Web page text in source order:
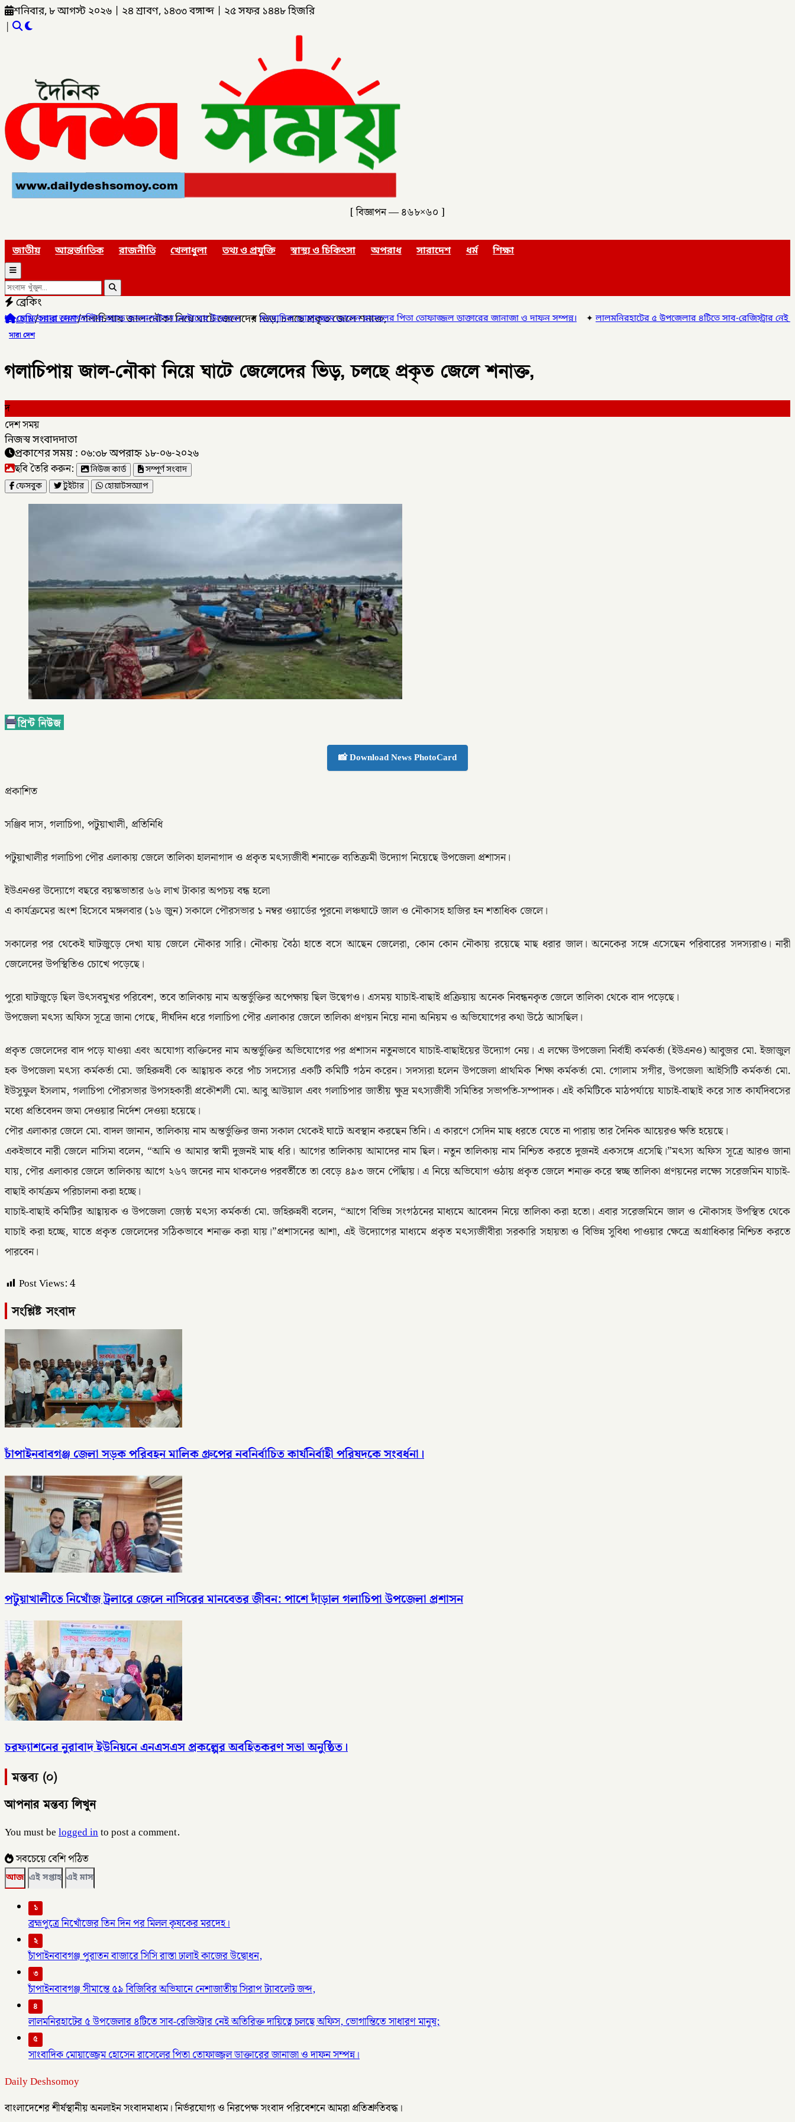
শনিবার, ৮ আগস্ট ২০২৬ ২৪ শ্রাবণ, ১৪৩৩ বঙ্গাব্দ ২৫ সফর ১৪৪৮ হিজরি
|
[ বিজ্ঞাপন — ৪৬৮×৬০ ]
জাতীয় আন্তর্জাতিক রাজনীতি খেলাধুলা তথ্য ও প্রযুক্তি স্বাস্থ্য ও চিকিৎসা অপরাধ সারাদেশ ধর্ম শিক্ষা
ব্রেকিং
অ্যান্ড কনসালটেশন সেন্টারের উদ্বোধন।✦সাংবাদিক মোয়াজ্জেম হোসেন রাসেলের পিতা তোফাজ্জল ডাক্তারের জানাজা ও দাফন সম্পন্ন।✦লালমনিরহাটের ৫ উপজেলার ৪টিতে সাব-রেজিস্ট্রার নেই অতিরিক্ত
হোম/সারা দেশ/গলাচিপায় জাল-নৌকা নিয়ে ঘাটে জেলেদের ভিড়, চলছে প্রকৃত জেলে শনাক্ত,
সারা দেশ
গলাচিপায় জাল-নৌকা নিয়ে ঘাটে জেলেদের ভিড়, চলছে প্রকৃত জেলে শনাক্ত,
দ
দেশ সময়
নিজস্ব সংবাদদাতা
প্রকাশের সময় : ০৬:৩৮ অপরাহ্ন ১৮-০৬-২০২৬
ছবি তৈরি করুন: নিউজ কার্ড
সম্পূর্ণ সংবাদ
ফেসবুক
টুইটার হোয়াটসঅ্যাপ
📸 Download News PhotoCard
প্রকাশিত
সঞ্জিব দাস, গলাচিপা, পটুয়াখালী, প্রতিনিধি
পটুয়াখালীর গলাচিপা পৌর এলাকায় জেলে তালিকা হালনাগাদ ও প্রকৃত মৎস্যজীবী শনাক্তে ব্যতিক্রমী উদ্যোগ নিয়েছে উপজেলা প্রশাসন।
ইউএনওর উদ্যোগে বছরে বয়স্কভাতার ৬৬ লাখ টাকার অপচয় বন্ধ হলো
এ কার্যক্রমের অংশ হিসেবে মঙ্গলবার (১৬ জুন) সকালে পৌরসভার ১ নম্বর ওয়ার্ডের পুরনো লঞ্চঘাটে জাল ও নৌকাসহ হাজির হন শতাধিক জেলে।
সকালের পর থেকেই ঘাটজুড়ে দেখা যায় জেলে নৌকার সারি। নৌকায় বৈঠা হাতে বসে আছেন জেলেরা, কোন কোন নৌকায় রয়েছে মাছ ধরার জাল। অনেকের সঙ্গে এসেছেন পরিবারের সদস্যরাও। নারী
জেলেদের উপস্থিতিও চোখে পড়েছে।
পুরো ঘাটজুড়ে ছিল উৎসবমুখর পরিবেশ, তবে তালিকায় নাম অন্তর্ভুক্তির অপেক্ষায় ছিল উদ্বেগও। এসময় যাচাই-বাছাই প্রক্রিয়ায় অনেক নিবন্ধনকৃত জেলে তালিকা থেকে বাদ পড়েছে।
উপজেলা মৎস্য অফিস সূত্রে জানা গেছে, দীর্ঘদিন ধরে গলাচিপা পৌর এলাকার জেলে তালিকা প্রণয়ন নিয়ে নানা অনিয়ম ও অভিযোগের কথা উঠে আসছিল।
প্রকৃত জেলেদের বাদ পড়ে যাওয়া এবং অযোগ্য ব্যক্তিদের নাম অন্তর্ভুক্তির অভিযোগের পর প্রশাসন নতুনভাবে যাচাই-বাছাইয়ের উদ্যোগ নেয়। এ লক্ষ্যে উপজেলা নির্বাহী কর্মকর্তা (ইউএনও) আবুজর মো. ইজাজুল
হক উপজেলা মৎস্য কর্মকর্তা মো. জহিরুন্নবী কে আহ্বায়ক করে পাঁচ সদস্যের একটি কমিটি গঠন করেন। সদস্যরা হলেন উপজেলা প্রাথমিক শিক্ষা কর্মকর্তা মো. গোলাম সগীর, উপজেলা আইসিটি কর্মকর্তা মো.
ইউসুফুল ইসলাম, গলাচিপা পৌরসভার উপসহকারী প্রকৌশলী মো. আবু আউয়াল এবং গলাচিপার জাতীয় ক্ষুদ্র মৎস্যজীবী সমিতির সভাপতি-সম্পাদক। এই কমিটিকে মাঠপর্যায়ে যাচাই-বাছাই করে সাত কার্যদিবসের
মধ্যে প্রতিবেদন জমা দেওয়ার নির্দেশ দেওয়া হয়েছে।
পৌর এলাকার জেলে মো. বাদল জানান, তালিকায় নাম অন্তর্ভুক্তির জন্য সকাল থেকেই ঘাটে অবস্থান করছেন তিনি। এ কারণে সেদিন মাছ ধরতে যেতে না পারায় তার দৈনিক আয়েরও ক্ষতি হয়েছে।
একইভাবে নারী জেলে নাসিমা বলেন, “আমি ও আমার স্বামী দুজনই মাছ ধরি। আগের তালিকায় আমাদের নাম ছিল। নতুন তালিকায় নাম নিশ্চিত করতে দুজনই একসঙ্গে এসেছি।”মৎস্য অফিস সূত্রে আরও জানা
যায়, পৌর এলাকার জেলে তালিকায় আগে ২৬৭ জনের নাম থাকলেও পরবর্তীতে তা বেড়ে ৪৯৩ জনে পৌঁছায়। এ নিয়ে অভিযোগ ওঠায় প্রকৃত জেলে শনাক্ত করে স্বচ্ছ তালিকা প্রণয়নের লক্ষ্যে সরেজমিন যাচাই-
বাছাই কার্যক্রম পরিচালনা করা হচ্ছে।
যাচাই-বাছাই কমিটির আহ্বায়ক ও উপজেলা জ্যেষ্ঠ মৎস্য কর্মকর্তা মো. জহিরুন্নবী বলেন, “আগে বিভিন্ন সংগঠনের মাধ্যমে আবেদন নিয়ে তালিকা করা হতো। এবার সরেজমিনে জাল ও নৌকাসহ উপস্থিত থেকে
যাচাই করা হচ্ছে, যাতে প্রকৃত জেলেদের সঠিকভাবে শনাক্ত করা যায়।”প্রশাসনের আশা, এই উদ্যোগের মাধ্যমে প্রকৃত মৎস্যজীবীরা সরকারি সহায়তা ও বিভিন্ন সুবিধা পাওয়ার ক্ষেত্রে অগ্রাধিকার নিশ্চিত করতে
পারবেন।
Post Views:4
সংশ্লিষ্ট সংবাদ
চাঁপাইনবাবগঞ্জ জেলা সড়ক পরিবহন মালিক গ্রুপের নবনির্বাচিত কার্যনির্বাহী পরিষদকে সংবর্ধনা।
পটুয়াখালীতে নিখোঁজ ট্রলারে জেলে নাসিরের মানবেতর জীবন: পাশে দাঁড়াল গলাচিপা উপজেলা প্রশাসন
চরফ্যাশনের নুরাবাদ ইউনিয়নে এনএসএস প্রকল্পের অবহিতকরণ সভা অনুষ্ঠিত।
মন্তব্য (০)
আপনার মন্তব্য লিখুন
You must belogged into post a comment.
সবচেয়ে বেশি পঠিত
আজ এই সপ্তাহ এই মাস
১
ব্রহ্মপুত্রে নিখোঁজের তিন দিন পর মিলল কৃষকের মরদেহ।
২
চাঁপাইনবাবগঞ্জ পুরাতন বাজারে সিসি রাস্তা ঢালাই কাজের উদ্বোধন,
৩
চাঁপাইনবাবগঞ্জ সীমান্তে ৫৯ বিজিবির অভিযানে নেশাজাতীয় সিরাপ ট্যাবলেট জব্দ,
৪
লালমনিরহাটের ৫ উপজেলার ৪টিতে সাব-রেজিস্ট্রার নেই অতিরিক্ত দায়িত্বে চলছে অফিস, ভোগান্তিতে সাধারণ মানুষ;
৫
সাংবাদিক মোয়াজ্জেম হোসেন রাসেলের পিতা তোফাজ্জল ডাক্তারের জানাজা ও দাফন সম্পন্ন।
Daily Deshsomoy
বাংলাদেশের শীর্ষস্থানীয় অনলাইন সংবাদমাধ্যম। নির্ভরযোগ্য ও নিরপেক্ষ সংবাদ পরিবেশনে আমরা প্রতিশ্রুতিবদ্ধ।